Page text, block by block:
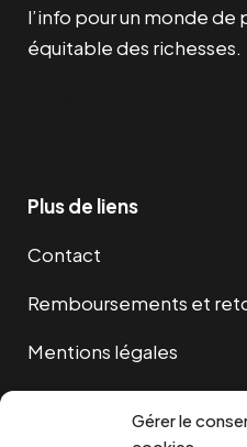
Gérer le
l’info pour un monde
équitable des richesses.
Plus de liens
Contact
Remboursements et
Mentions légales